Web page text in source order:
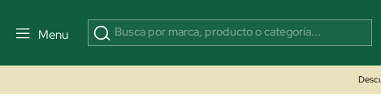
Menu